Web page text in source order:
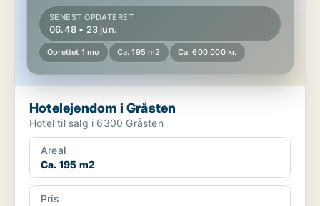
SENEST OPDATERET
06.48 • 23 jun.
Oprettet 1 mo Ca. 195 m2 Ca. 600.000 kr.
Hotelejendom i Gråsten
Hotel til salg i 6300 Gråsten
Areal
Ca. 195 m2
Pris